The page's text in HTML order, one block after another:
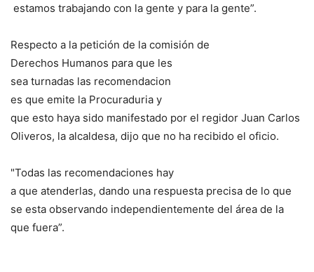
estamos trabajando con la gente y para la gente”.
Respecto a la petición de la comisión de
Derechos Humanos para que les
sea turnadas las recomendacion
es que emite la Procuraduria y
que esto haya sido manifestado por el regidor Juan Carlos
Oliveros, la alcaldesa, dijo que no ha recibido el oficio.
"Todas las recomendaciones hay
a que atenderlas, dando una respuesta precisa de lo que
se esta observando independientemente del área de la
que fuera”.